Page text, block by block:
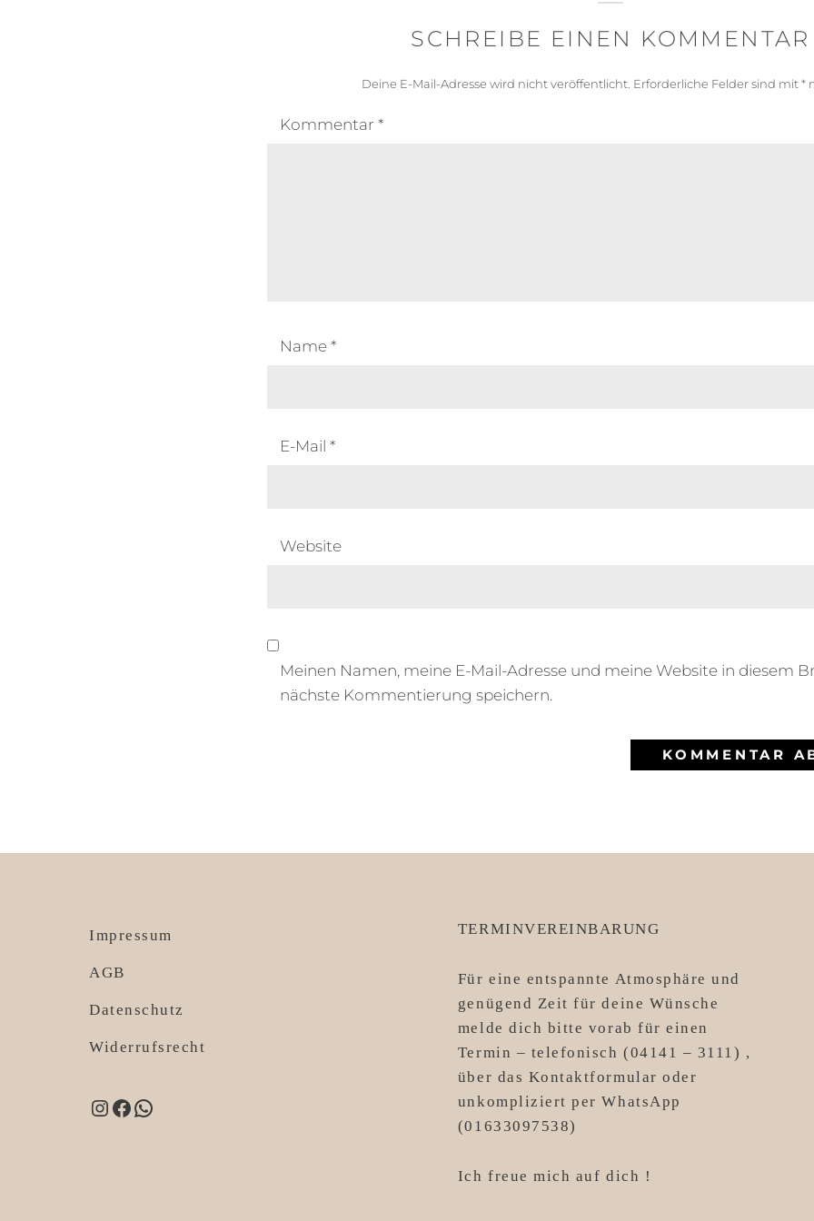
SCHREIBE EINEN KOMMENTAR
Deine E-Mail-Adresse wird nicht veröffentlicht. Erforderliche Felder sind mit*
Kommentar *
Name *
E-Mail *
Website
Meinen Namen, meine E-Mail-Adresse und meine Website in diesem
nächste Kommentierung speichern.
Impressum
AGB
Datenschutz
Widerrufsrecht
Instagram
Facebook
WhatsApp
TERMINVEREINBARUNG
Für eine entspannte Atmosphäre und
genügend Zeit für deine Wünsche
melde dich bitte vorab für einen
Termin – telefonisch (04141 – 3111) ,
über das Kontaktformular oder
unkompliziert per WhatsApp
(01633097538)
Ich freue mich auf dich !